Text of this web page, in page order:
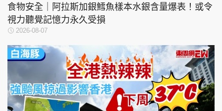
食物安全｜阿拉斯加銀鱈魚樣本水銀含量爆表！或令
視力聽覺記憶力永久受損
2026-08-07